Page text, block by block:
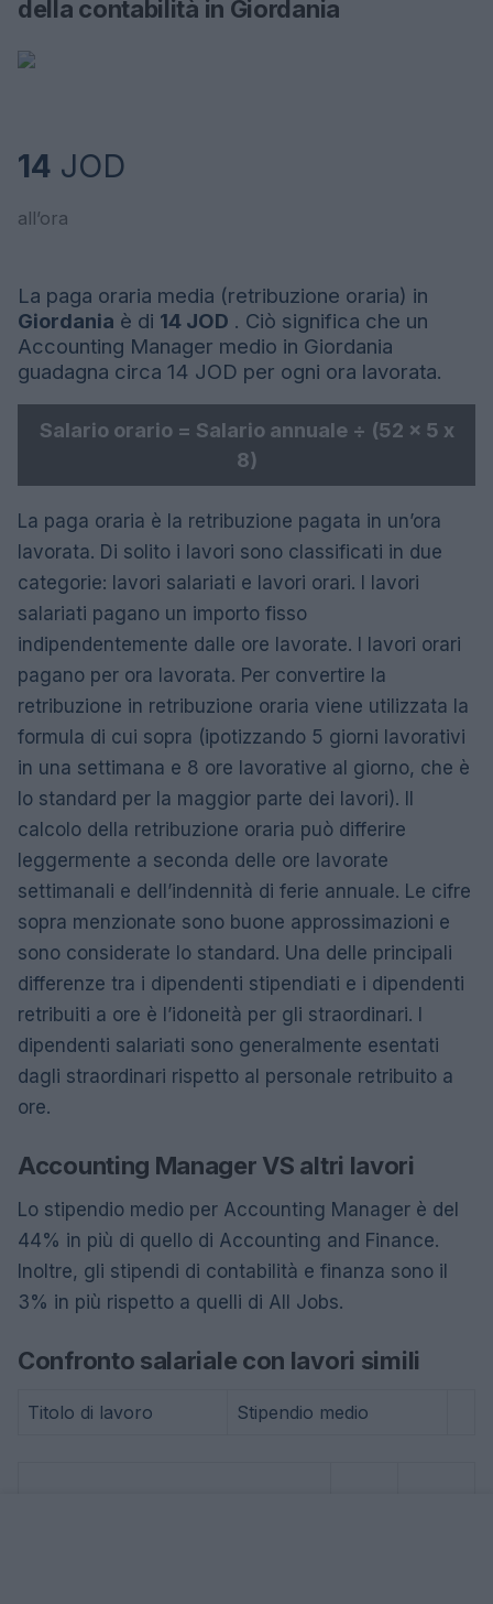
della contabilità in Giordania
14 JOD
all’ora
La paga oraria media (retribuzione oraria) in
Giordania è di 14 JOD . Ciò significa che un
Accounting Manager medio in Giordania
guadagna circa 14 JOD per ogni ora lavorata.
Salario orario = Salario annuale ÷ (52 x 5 x
8)
La paga oraria è la retribuzione pagata in un’ora
lavorata. Di solito i lavori sono classificati in due
categorie: lavori salariati e lavori orari. I lavori
salariati pagano un importo fisso
indipendentemente dalle ore lavorate. I lavori orari
pagano per ora lavorata. Per convertire la
retribuzione in retribuzione oraria viene utilizzata la
formula di cui sopra (ipotizzando 5 giorni lavorativi
in ​​una settimana e 8 ore lavorative al giorno, che è
lo standard per la maggior parte dei lavori). Il
calcolo della retribuzione oraria può differire
leggermente a seconda delle ore lavorate
settimanali e dell’indennità di ferie annuale. Le cifre
sopra menzionate sono buone approssimazioni e
sono considerate lo standard. Una delle principali
differenze tra i dipendenti stipendiati e i dipendenti
retribuiti a ore è l’idoneità per gli straordinari. I
dipendenti salariati sono generalmente esentati
dagli straordinari rispetto al personale retribuito a
ore.
Accounting Manager VS altri lavori
Lo stipendio medio per Accounting Manager è del
44% in più di quello di Accounting and Finance.
Inoltre, gli stipendi di contabilità e finanza sono il
3% in più rispetto a quelli di All Jobs.
Confronto salariale con lavori simili
Titolo di lavoro Stipendio medio